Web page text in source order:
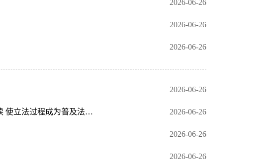
2026-06-26
2026-06-26
2026-06-26
2026-06-26
赵乐际主持十四届全国人大常委会第二十三次会议闭幕会并作讲话强调 加强立法全过程宣传解读 使立法过程成为普及法律知识弘扬法治精神的过程 2026-06-26
2026-06-26
2026-06-26